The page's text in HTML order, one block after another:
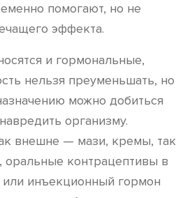
помогают, но не
эффекта.
и гормональные,
нельзя преуменьшать, но
можно добиться
организму.
внешне — мази, кремы, так
оральные контрацептивы в
инъекционный гормон